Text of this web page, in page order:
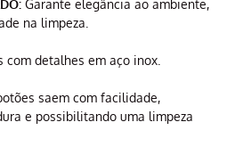
Garante elegância ao ambiente,
na limpeza.
com detalhes em aço inox.
saem com facilidade,
e possibilitando uma limpeza